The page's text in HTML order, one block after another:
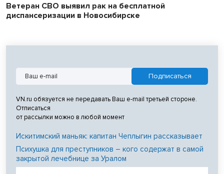
Ветеран СВО выявил рак на бесплатной
диспансеризации в Новосибирске
VN.ru обязуется не передавать Ваш e-mail третьей стороне.
Отписаться
от рассылки можно в любой момент
Искитимский маньяк: капитан Чеплыгин рассказывает
Психушка для преступников – кого содержат в самой
закрытой лечебнице за Уралом